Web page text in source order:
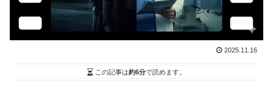
2025.11.16
この記事は約6分で読めます。